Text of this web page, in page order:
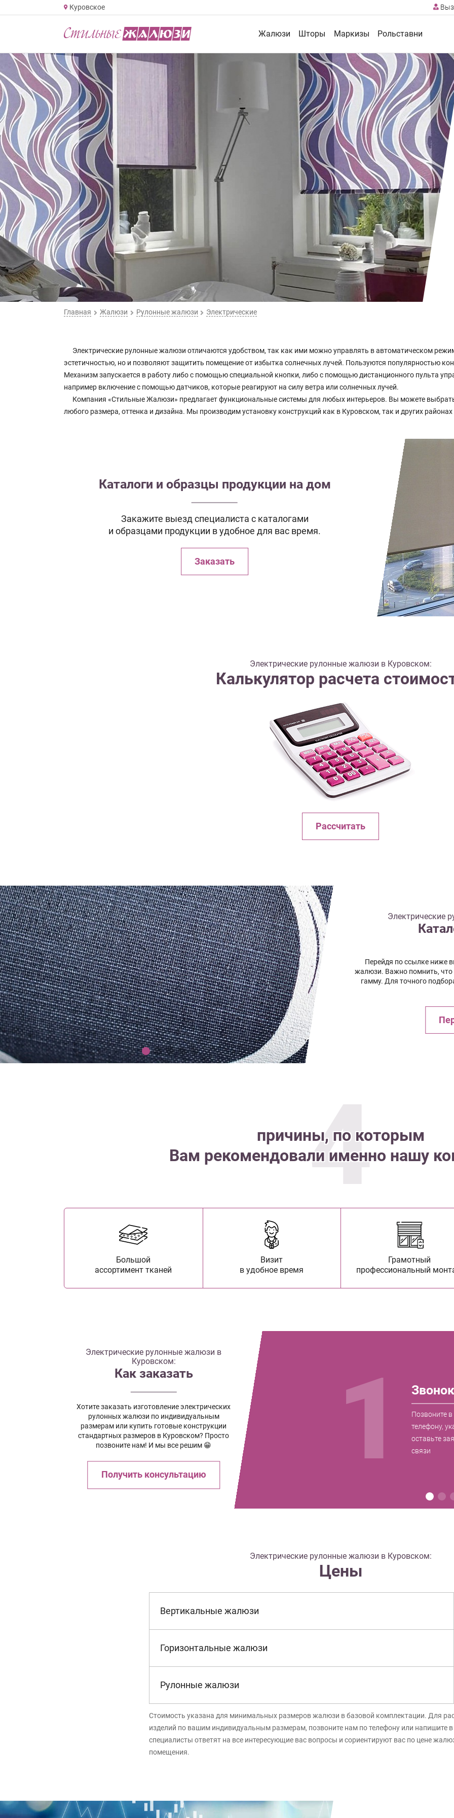
Куровское
Жалюзи Шторы Маркизы Рольставни
Главная Жалюзи Рулонные жалюзи Электрические
Электрические рулонные жалюзи отличаются удобством, так как ими можно управлять в автоматическом
эстетичностью, но и позволяют защитить помещение от избытка солнечных лучей. Пользуются популярностью
Механизм запускается в работу либо с помощью специальной кнопки, либо с помощью дистанционного пульта
например включение с помощью датчиков, которые реагируют на силу ветра или солнечных лучей.
Компания «Стильные Жалюзи» предлагает функциональные системы для любых интерьеров. Вы можете
любого размера, оттенка и дизайна. Мы производим установку конструкций как в Куровском, так и других
Каталоги и образцы продукции на дом
Закажите выезд специалиста с каталогами
и образцами продукции в удобное для вас время.
Заказать
Электрические рулонные жалюзи в Куровском:
Калькулятор расчета
Рассчитать
Электрические
Перейдя по ссылке ниже
жалюзи. Важно помнить, что
гамму. Для точного
4
причины, по которым
Вам рекомендовали именно нашу
Большой
ассортимент тканей
Визит
в удобное время
Грамотный
профессиональный
Электрические рулонные жалюзи в
Куровском:
Как заказать
Хотите заказать изготовление электрических
рулонных жалюзи по индивидуальным
размерам или купить готовые конструкции
стандартных размеров в Куровском? Просто
позвоните нам! И мы все решим 😁
Получить консультацию 1 Звонок
Позвоните
телефону,
оставьте
связи
Электрические рулонные жалюзи в Куровском:
Цены
Вертикальные жалюзи
Горизонтальные жалюзи
Рулонные жалюзи
Стоимость указана для минимальных размеров жалюзи в базовой комплектации. Для
изделий по вашим индивидуальным размерам, позвоните нам по телефону или напишите
специалисты ответят на все интересующие вас вопросы и сориентируют вас по цене
помещения.